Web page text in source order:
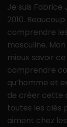
Je suis Fabrice
2010.
comprendre
masculine.
mieux savoir
comprendre
qu’homme et
de créer cette
toutes les clés
aiment chez